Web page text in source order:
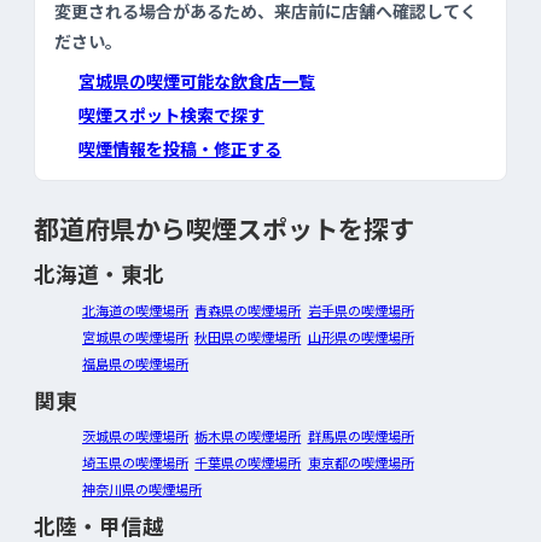
変更される場合があるため、来店前に店舗へ確認してく
ださい。
宮城県の喫煙可能な飲食店一覧
喫煙スポット検索で探す
喫煙情報を投稿・修正する
都道府県から喫煙スポットを探す
北海道・東北
北海道の喫煙場所 青森県の喫煙場所 岩手県の喫煙場所
宮城県の喫煙場所 秋田県の喫煙場所 山形県の喫煙場所
福島県の喫煙場所
関東
茨城県の喫煙場所 栃木県の喫煙場所 群馬県の喫煙場所
埼玉県の喫煙場所 千葉県の喫煙場所 東京都の喫煙場所
神奈川県の喫煙場所
北陸・甲信越